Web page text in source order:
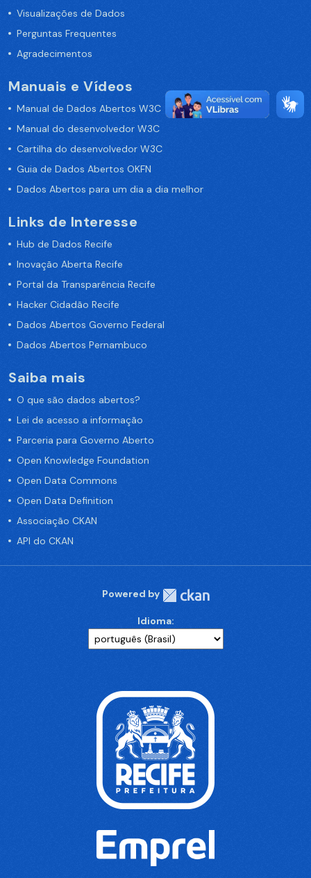
Visualizações de Dados
Perguntas Frequentes
Agradecimentos
Manuais e Vídeos
Manual de Dados Abertos W3C
Manual do desenvolvedor W3C
Cartilha do desenvolvedor W3C
Guia de Dados Abertos OKFN
Dados Abertos para um dia a dia melhor
Links de Interesse
Hub de Dados Recife
Inovação Aberta Recife
Portal da Transparência Recife
Hacker Cidadão Recife
Dados Abertos Governo Federal
Dados Abertos Pernambuco
Saiba mais
O que são dados abertos?
Lei de acesso a informação
Parceria para Governo Aberto
Open Knowledge Foundation
Open Data Commons
Open Data Definition
Associação CKAN
API do CKAN
Powered by
Idioma